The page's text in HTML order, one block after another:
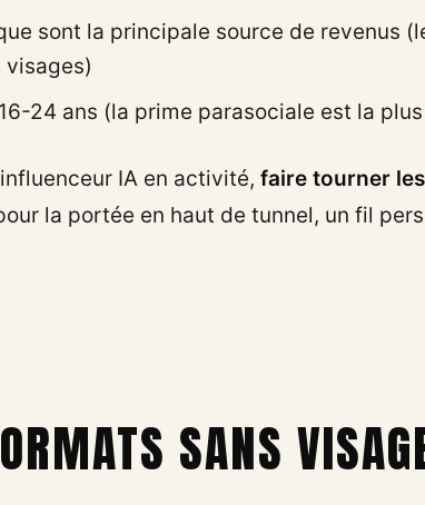
sont la principale source de revenus
visages)
24 ans (la prime parasociale est la
IA en activité, faire tourner
la portée en haut de tunnel, un fil
SANS